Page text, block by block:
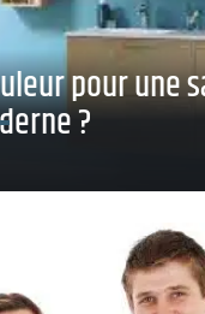
pour une
?